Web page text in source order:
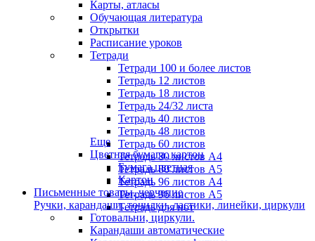
Карты, атласы
Обучающая литература
Открытки
Расписание уроков
Тетради
Тетради 100 и более листов
Тетрадь 12 листов
Тетрадь 18 листов
Тетрадь 24/32 листа
Тетрадь 40 листов
Тетрадь 48 листов
Тетрадь 60 листов
Тетрадь 80 листов А4
Тетрадь 80 листов А5
Тетрадь 96 листов А4
Тетрадь 96 листов А5
Тетрадь для нот
Еще
Цветная бумага, картон
Бумага цветная
Картон
Письменные товары, черчение
Ручки, карандаши, точилки, ластики, линейки, циркули
Готовальни, циркули.
Карандаши автоматические